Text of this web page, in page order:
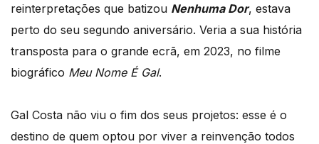
reinterpretações que batizou Nenhuma Dor, estava
perto do seu segundo aniversário. Veria a sua história
transposta para o grande ecrã, em 2023, no filme
biográfico Meu Nome É Gal.
Gal Costa não viu o fim dos seus projetos: esse é o
destino de quem optou por viver a reinvenção todos